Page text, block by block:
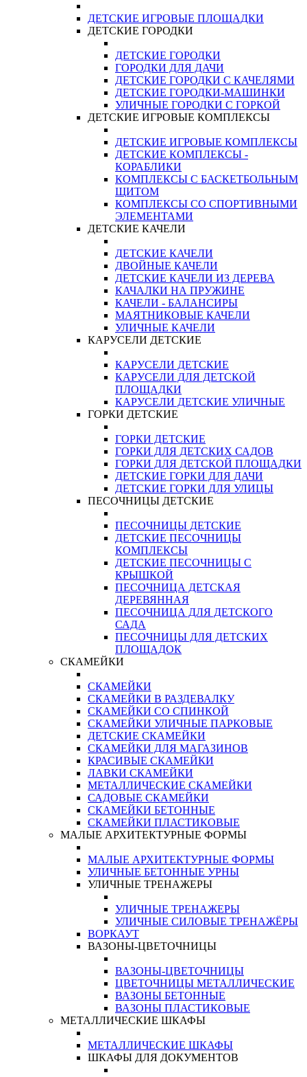
ДЕТСКИЕ ИГРОВЫЕ ПЛОЩАДКИ
ДЕТСКИЕ ГОРОДКИ
ДЕТСКИЕ ГОРОДКИ
ГОРОДКИ ДЛЯ ДАЧИ
ДЕТСКИЕ ГОРОДКИ С КАЧЕЛЯМИ
ДЕТСКИЕ ГОРОДКИ-МАШИНКИ
УЛИЧНЫЕ ГОРОДКИ С ГОРКОЙ
ДЕТСКИЕ ИГРОВЫЕ КОМПЛЕКСЫ
ДЕТСКИЕ ИГРОВЫЕ КОМПЛЕКСЫ
ДЕТСКИЕ КОМПЛЕКСЫ -
КОРАБЛИКИ
КОМПЛЕКСЫ С БАСКЕТБОЛЬНЫМ
ЩИТОМ
КОМПЛЕКСЫ СО СПОРТИВНЫМИ
ЭЛЕМЕНТАМИ
ДЕТСКИЕ КАЧЕЛИ
ДЕТСКИЕ КАЧЕЛИ
ДВОЙНЫЕ КАЧЕЛИ
ДЕТСКИЕ КАЧЕЛИ ИЗ ДЕРЕВА
КАЧАЛКИ НА ПРУЖИНЕ
КАЧЕЛИ - БАЛАНСИРЫ
МАЯТНИКОВЫЕ КАЧЕЛИ
УЛИЧНЫЕ КАЧЕЛИ
КАРУСЕЛИ ДЕТСКИЕ
КАРУСЕЛИ ДЕТСКИЕ
КАРУСЕЛИ ДЛЯ ДЕТСКОЙ
ПЛОЩАДКИ
КАРУСЕЛИ ДЕТСКИЕ УЛИЧНЫЕ
ГОРКИ ДЕТСКИЕ
ГОРКИ ДЕТСКИЕ
ГОРКИ ДЛЯ ДЕТСКИХ САДОВ
ГОРКИ ДЛЯ ДЕТСКОЙ ПЛОЩАДКИ
ДЕТСКИЕ ГОРКИ ДЛЯ ДАЧИ
ДЕТСКИЕ ГОРКИ ДЛЯ УЛИЦЫ
ПЕСОЧНИЦЫ ДЕТСКИЕ
ПЕСОЧНИЦЫ ДЕТСКИЕ
ДЕТСКИЕ ПЕСОЧНИЦЫ
КОМПЛЕКСЫ
ДЕТСКИЕ ПЕСОЧНИЦЫ С
КРЫШКОЙ
ПЕСОЧНИЦА ДЕТСКАЯ
ДЕРЕВЯННАЯ
ПЕСОЧНИЦА ДЛЯ ДЕТСКОГО
САДА
ПЕСОЧНИЦЫ ДЛЯ ДЕТСКИХ
ПЛОЩАДОК
СКАМЕЙКИ
СКАМЕЙКИ
СКАМЕЙКИ В РАЗДЕВАЛКУ
СКАМЕЙКИ СО СПИНКОЙ
СКАМЕЙКИ УЛИЧНЫЕ ПАРКОВЫЕ
ДЕТСКИЕ СКАМЕЙКИ
СКАМЕЙКИ ДЛЯ МАГАЗИНОВ
КРАСИВЫЕ СКАМЕЙКИ
ЛАВКИ СКАМЕЙКИ
МЕТАЛЛИЧЕСКИЕ СКАМЕЙКИ
САДОВЫЕ СКАМЕЙКИ
СКАМЕЙКИ БЕТОННЫЕ
СКАМЕЙКИ ПЛАСТИКОВЫЕ
МАЛЫЕ АРХИТЕКТУРНЫЕ ФОРМЫ
МАЛЫЕ АРХИТЕКТУРНЫЕ ФОРМЫ
УЛИЧНЫЕ БЕТОННЫЕ УРНЫ
УЛИЧНЫЕ ТРЕНАЖЕРЫ
УЛИЧНЫЕ ТРЕНАЖЕРЫ
УЛИЧНЫЕ СИЛОВЫЕ ТРЕНАЖЁРЫ
ВОРКАУТ
ВАЗОНЫ-ЦВЕТОЧНИЦЫ
ВАЗОНЫ-ЦВЕТОЧНИЦЫ
ЦВЕТОЧНИЦЫ МЕТАЛЛИЧЕСКИЕ
ВАЗОНЫ БЕТОННЫЕ
ВАЗОНЫ ПЛАСТИКОВЫЕ
МЕТАЛЛИЧЕСКИЕ ШКАФЫ
МЕТАЛЛИЧЕСКИЕ ШКАФЫ
ШКАФЫ ДЛЯ ДОКУМЕНТОВ